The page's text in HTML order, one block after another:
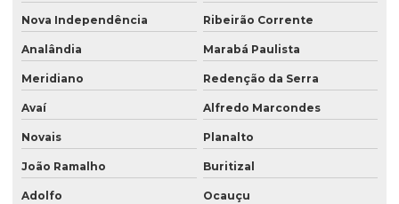
Nova Independência Ribeirão Corrente
Analândia Marabá Paulista
Meridiano Redenção da Serra
Avaí Alfredo Marcondes
Novais Planalto
João Ramalho Buritizal
Adolfo Ocauçu